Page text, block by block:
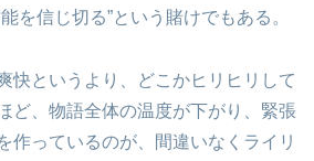
を信じ切る”という賭けでもある。
快というより、どこかヒリヒリして
ど、物語全体の温度が下がり、緊張
作っているのが、間違いなくライリ